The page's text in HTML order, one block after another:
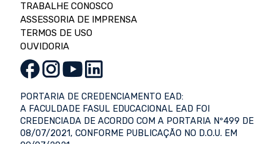
TRABALHE CONOSCO
ASSESSORIA DE IMPRENSA
TERMOS DE USO
OUVIDORIA
PORTARIA DE CREDENCIAMENTO EAD:
A FACULDADE FASUL EDUCACIONAL EAD FOI
CREDENCIADA DE ACORDO COM A PORTARIA Nº499 DE
08/07/2021, CONFORME PUBLICAÇÃO NO D.O.U. EM